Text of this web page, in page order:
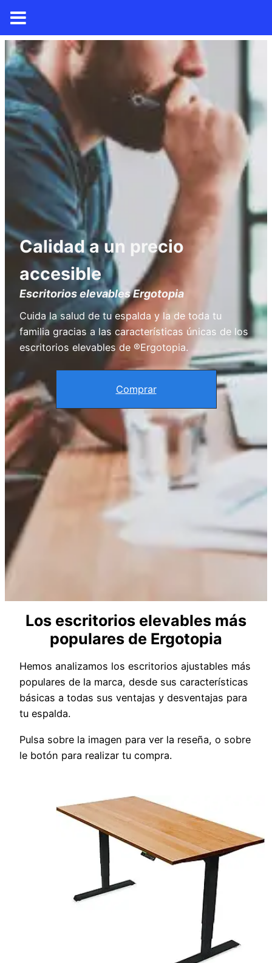
Calidad a un precio
accesible
Escritorios elevables Ergotopia
Cuida la salud de tu espalda y la de toda tu
familia gracias a las características únicas de los
escritorios elevables de ®Ergotopia.
Comprar
Los escritorios elevables más
populares de Ergotopia
Hemos analizamos los escritorios ajustables más
populares de la marca, desde sus características
básicas a todas sus ventajas y desventajas para
tu espalda.
Pulsa sobre la imagen para ver la reseña, o sobre
le botón para realizar tu compra.